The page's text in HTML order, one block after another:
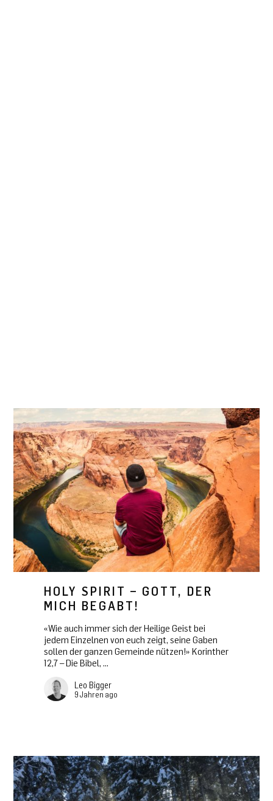
HOLY SPIRIT – GOTT, DER
MICH BEGABT!
«Wie auch immer sich der Heilige Geist bei
jedem Einzelnen von euch zeigt, seine Gaben
sollen der ganzen Gemeinde nützen!» Korinther
12,7 – Die Bibel, ...
Leo Bigger
9 Jahren ago